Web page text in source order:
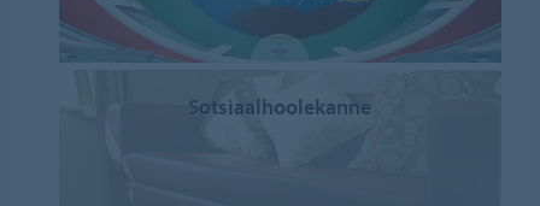
Sotsiaalhoolekanne